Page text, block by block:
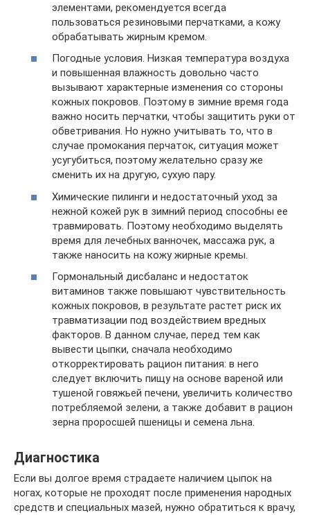
элементами, рекомендуется всегда
пользоваться резиновыми перчатками, а кожу
обрабатывать жирным кремом.
Погодные условия. Низкая температура воздуха
и повышенная влажность довольно часто
вызывают характерные изменения со стороны
кожных покровов. Поэтому в зимние время года
важно носить перчатки, чтобы защитить руки от
обветривания. Но нужно учитывать то, что в
случае промокания перчаток, ситуация может
усугубиться, поэтому желательно сразу же
сменить их на другую, сухую пару.
Химические пилинги и недостаточный уход за
нежной кожей рук в зимний период способны ее
травмировать. Поэтому необходимо выделять
время для лечебных ванночек, массажа рук, а
также наносить на кожу жирные кремы.
Гормональный дисбаланс и недостаток
витаминов также повышают чувствительность
кожных покровов, в результате растет риск их
травматизации под воздействием вредных
факторов. В данном случае, перед тем как
вывести цыпки, сначала необходимо
откорректировать рацион питания: в него
следует включить пищу на основе вареной или
тушеной говяжьей печени, увеличить количество
потребляемой зелени, а также добавит в рацион
зерна проросшей пшеницы и семена льна.
Диагностика
Если вы долгое время страдаете наличием цыпок на
ногах, которые не проходят после применения народных
средств и специальных мазей, нужно обратиться к врачу,